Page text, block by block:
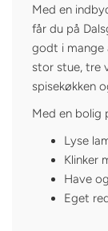
Med en
får du på
godt i mange
stor stue, tre
spisekøkken
Med en bolig
Lyse
Klinker
Have
Eget